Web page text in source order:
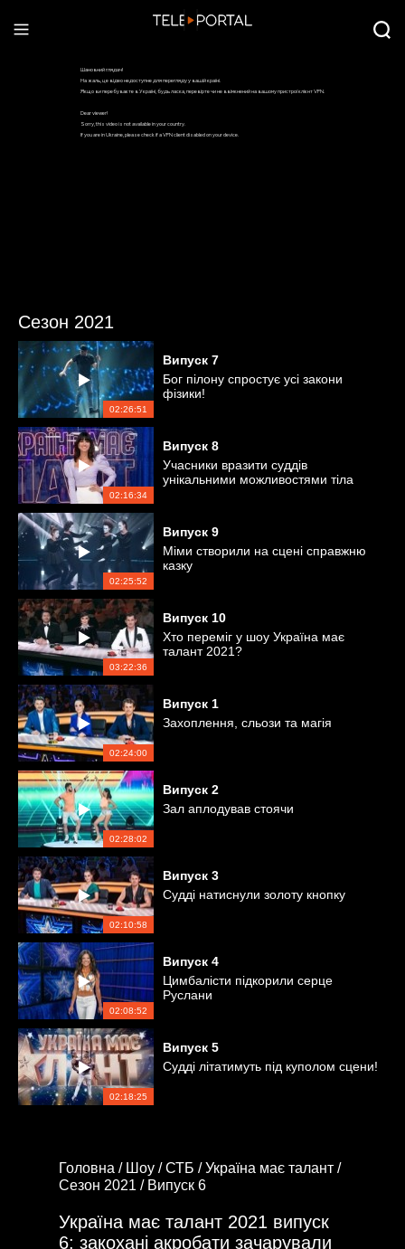
Сезон 2021
02:26:51
Випуск 7
Бог пілону спростує усі закони
фізики!
02:16:34
Випуск 8
Учасники вразити суддів
унікальними можливостями тіла
02:25:52
Випуск 9
Міми створили на сцені справжню
казку
03:22:36
Випуск 10
Хто переміг у шоу Україна має
талант 2021?
02:24:00
Випуск 1
Захоплення, сльози та магія
02:28:02
Випуск 2
Зал аплодував стоячи
02:10:58
Випуск 3
Судді натиснули золоту кнопку
02:08:52
Випуск 4
Цимбалісти підкорили серце
Руслани
02:18:25
Випуск 5
Судді літатимуть під куполом сцени!
Головна / Шоу /СТБ /Україна має талант /
Сезон 2021 / Випуск 6
Україна має талант 2021 випуск
6: закохані акробати зачарували